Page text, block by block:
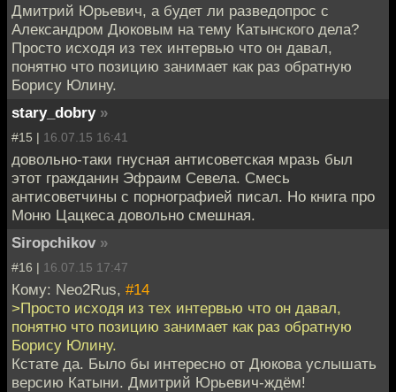
Дмитрий Юрьевич, а будет ли разведопрос с
Александром Дюковым на тему Катынского дела?
Просто исходя из тех интервью что он давал,
понятно что позицию занимает как раз обратную
Борису Юлину.
stary_dobry »
#15 | 16.07.15 16:41
довольно-таки гнусная антисоветская мразь был
этот гражданин Эфраим Севела. Смесь
антисоветчины с порнографией писал. Но книга про
Моню Цацкеса довольно смешная.
Siropchikov »
#16 | 16.07.15 17:47
Кому: Neo2Rus, #14
>Просто исходя из тех интервью что он давал,
понятно что позицию занимает как раз обратную
Борису Юлину.
Кстате да. Было бы интересно от Дюкова услышать
версию Катыни. Дмитрий Юрьевич-ждём!